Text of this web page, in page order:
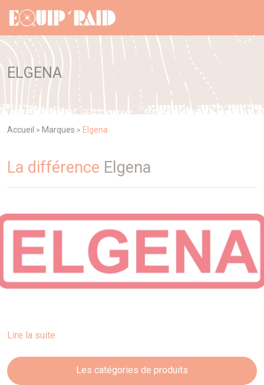
ELGENA
Accueil > Marques > Elgena
La différence Elgena
Lire la suite
Les catégories de produits
Panneau de gestion des cookies